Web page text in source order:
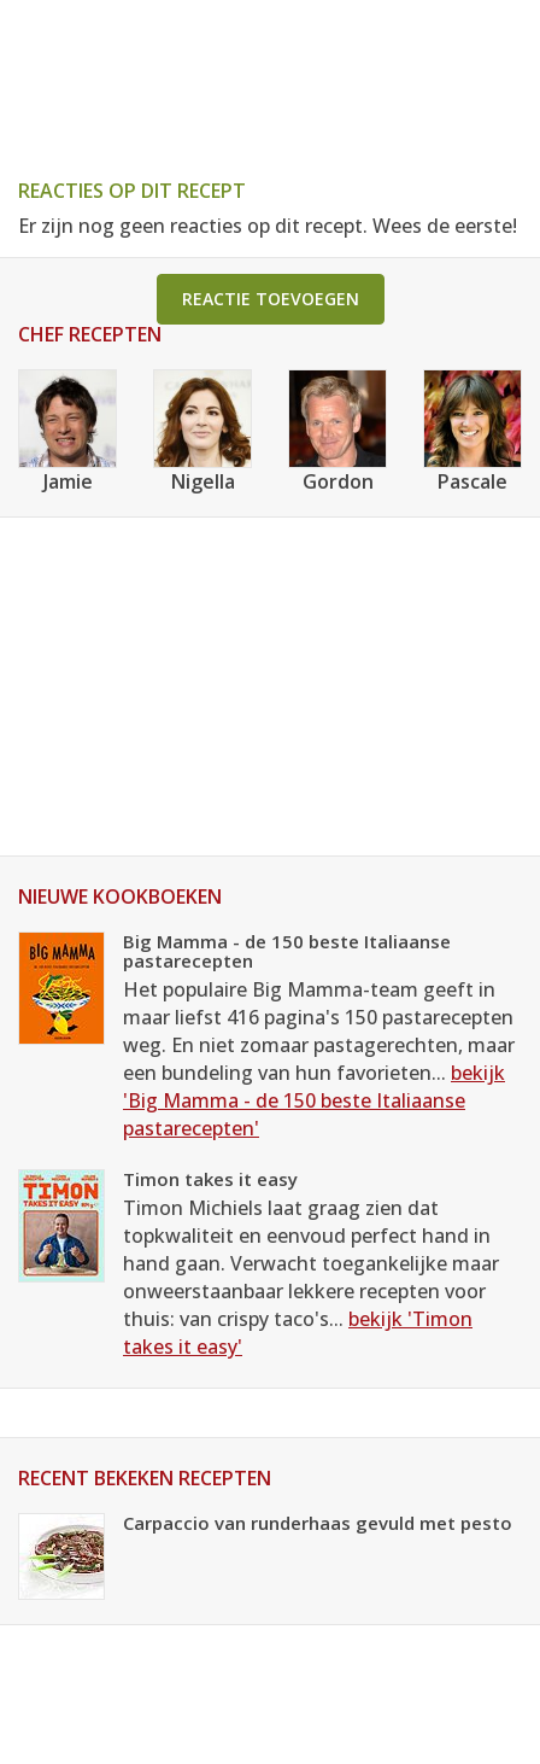
REACTIES OP DIT RECEPT
Er zijn nog geen reacties op dit recept. Wees de eerste!
REACTIE TOEVOEGEN
CHEF RECEPTEN
Jamie Nigella Gordon Pascale
NIEUWE KOOKBOEKEN
Big Mamma - de 150 beste Italiaanse
pastarecepten
Het populaire Big Mamma-team geeft in
maar liefst 416 pagina's 150 pastarecepten
weg. En niet zomaar pastagerechten, maar
een bundeling van hun favorieten... bekijk
'Big Mamma - de 150 beste Italiaanse
pastarecepten'
Timon takes it easy
Timon Michiels laat graag zien dat
topkwaliteit en eenvoud perfect hand in
hand gaan. Verwacht toegankelijke maar
onweerstaanbaar lekkere recepten voor
thuis: van crispy taco's... bekijk 'Timon
takes it easy'
RECENT BEKEKEN RECEPTEN
Carpaccio van runderhaas gevuld met pesto